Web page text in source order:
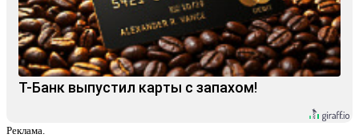
Т-Банк выпустил карты с запахом!
Реклама.